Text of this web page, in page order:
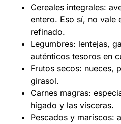
Cereales integrales:
entero. Eso sí, no vale
refinado.
Legumbres: lentejas,
auténticos tesoros en
Frutos secos: nueces,
girasol.
Carnes magras:
hígado y las vísceras.
Pescados y mariscos: